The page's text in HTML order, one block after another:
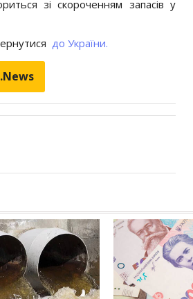
зі скороченням запасів у
до України.